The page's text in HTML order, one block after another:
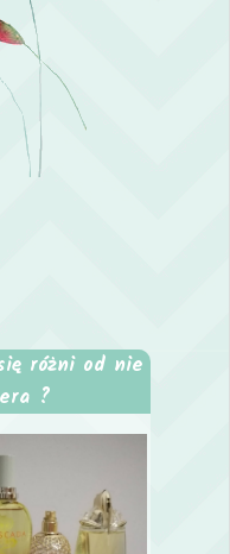
różni od nie
?